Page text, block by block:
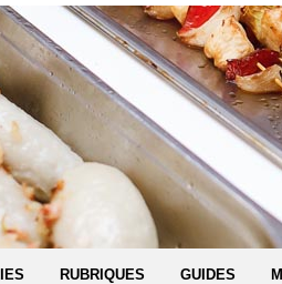
RUBRIQUES GUIDES